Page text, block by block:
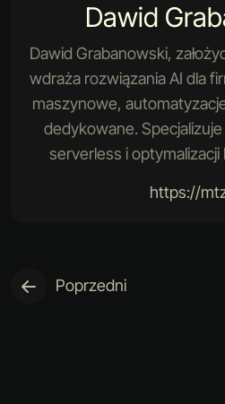
Dawid
Dawid Grabanowski,
wdraża rozwiązania AI dla
maszynowe,
dedykowane.
serverless i
https://
Poprzedni